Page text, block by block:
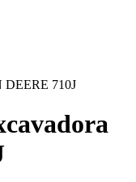
DEERE 710J